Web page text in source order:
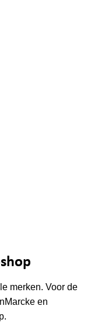
merken. Voor de
en